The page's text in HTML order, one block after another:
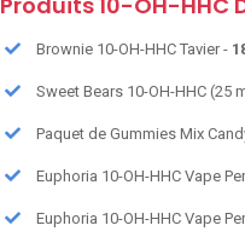
Brownie 10-OH-HHC Tavier -
Sweet Bears 10-OH-HHC (25
Paquet de Gummies Mix
Euphoria 10-OH-HHC Vape
Euphoria 10-OH-HHC Vape